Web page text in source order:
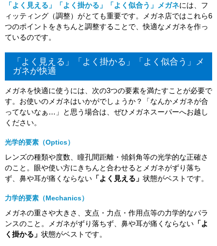
「よく見える」「よく掛かる」「よく似合う」メガネには、フ
ィッティング（調整）がとても重要です。メガネ店ではこれら6
つのポイントをきちんと調整することで、快適なメガネを作っ
ているのです。
「よく見える」「よく掛かる」「よく似合う」メ
ガネが快適
メガネを快適に使うには、次の3つの要素を満たすことが必要で
す。お使いのメガネはいかがでしょうか？「なんかメガネが合
ってないなぁ…」と思う場合は、ぜひメガネスーパーへお越し
ください。
光学的要素（Optics）
レンズの種類や度数、瞳孔間距離・傾斜角等の光学的な正確さ
のこと。眼や使い方にきちんと合わせるとメガネがずり落ち
ず、鼻や耳が痛くならない 「よく見える」 状態がベストです。
力学的要素（Mechanics）
メガネの重さや大きさ、支点・力点・作用点等の力学的なバラ
ンスのこと。メガネがずり落ちず、鼻や耳が痛くならない 「よ
く掛かる」 状態がベストです。